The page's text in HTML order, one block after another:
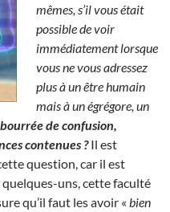
mêmes, s’il vous était
possible de voir
immédiatement lorsque
vous ne vous adressez
plus à un être humain
mais à un égrégore, un
de confusion,
contenues ?Il est
question, car il est
uns, cette faculté
qu’il faut les avoir « bien